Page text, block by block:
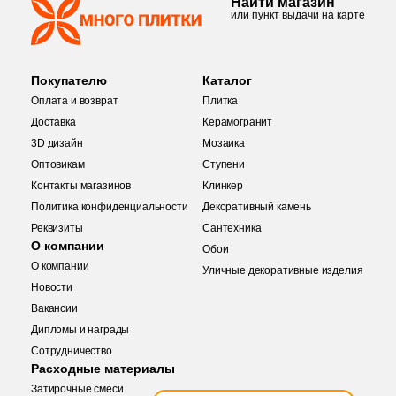
30x17 (2 )
30.5x20 (2)
30.2х30.2 (
31.5x100 (3)
31.6x63.2 (
31.6x63.5 (4)
31.6x59.34 (
31.5x34.2 (
31.2x59.7 (3)
31.5x30 (10)
Купить в 1 клик
Заявка на бесплатный 3D дизайн
или пункт выдачи на карте
Покупателю
Оплата и возврат
Доставка
3D дизайн
Оптовикам
Контакты магазинов
Политика конфиденциальности
Реквизиты
О компании
О компании
Новости
Вакансии
Дипломы и награды
Сотрудничество
Расходные материалы
Затирочные смеси
Каталог
Плитка
Керамогранит
Мозаика
Ступени
Клинкер
Декоративный камень
Сантехника
Обои
Уличные декоративные изделия